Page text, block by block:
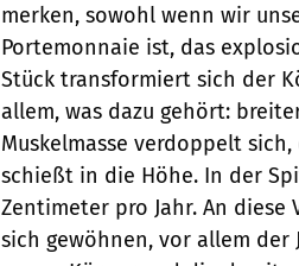
merken, sowohl wenn wir
Portemonnaie ist, das
Stück transformiert sich der
allem, was dazu gehört:
Muskelmasse verdoppelt
schießt in die Höhe. In der
Zentimeter pro Jahr. An
sich gewöhnen, vor allem der